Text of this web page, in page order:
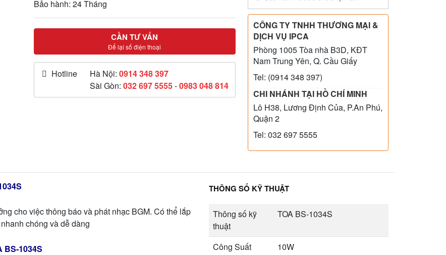
Bảo hành: 24 Tháng
CẦN TƯ VẤN
Để lại số điện thoại
Hotline Hà Nội:0914 348 397
Sài Gòn:032 697 5555-0983 048 814
CÔNG TY TNHH THƯƠNG MẠI &
DỊCH VỤ IPCA
Phòng 1005 Tòa nhà B3D, KĐT
Nam Trung Yên, Q. Cầu Giấy
Tel: (0914 348 397)
CHI NHÁNH TẠI HỒ CHÍ MINH
Lô H38, Lương Định Của, P.An Phú,
Quận 2
Tel: 032 697 5555
cho việc thông báo và phát nhạc BGM. Có thể lắp
chóng và dễ dàng
1034S
THÔNG SỐ KỸ THUẬT
Thông số kỹ
thuật
TOA BS-1034S
Công Suất
10W